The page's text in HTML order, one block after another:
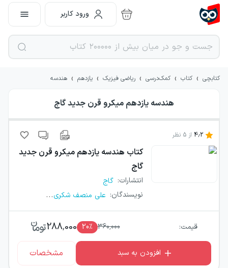
ورود کاربر
کتابچی › کتاب › کمک‌درسی › ریاضی فیزیک › یازدهم › هندسه
هندسه یازدهم میکرو قرن جدید گاج
4.2 از5 نظر
کتاب هندسه یازدهم میکرو قرن جدید
گاج
انتشارات: گاج
نویسندگان: علی منصف شکری...
قیمت: 360,000
20٪ 288,000
افزودن به سبد مشخصات